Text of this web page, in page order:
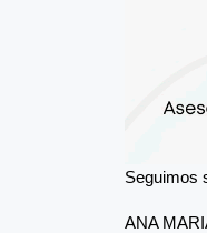
Seguimos
ANA